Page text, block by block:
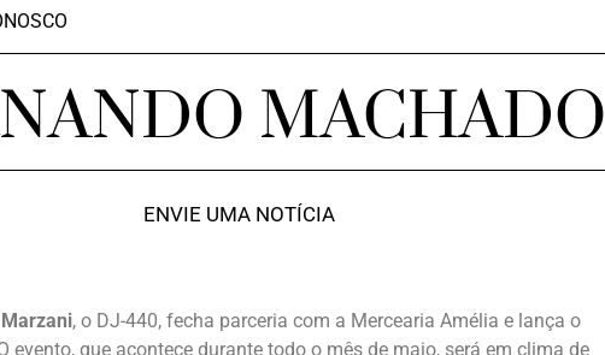
MACHADO
ENVIE UMA NOTÍCIA
, o DJ-440, fecha parceria com a Mercearia Amélia e lança o
evento, que acontece durante todo o mês de maio, será em clima de